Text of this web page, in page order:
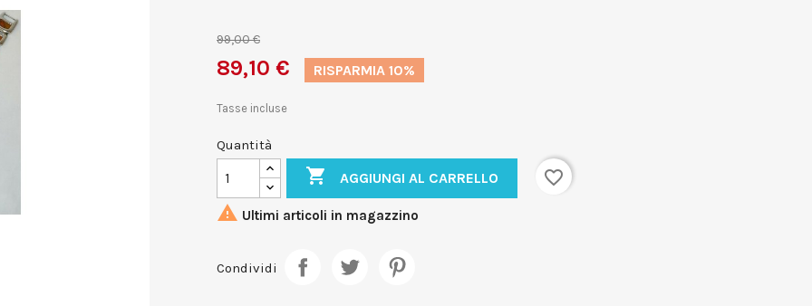
99,00 €
89,10 € RISPARMIA 10%
Tasse incluse
Quantità
 AGGIUNGI AL CARRELLO
favorite_border
 Ultimi articoli in magazzino
Condividi